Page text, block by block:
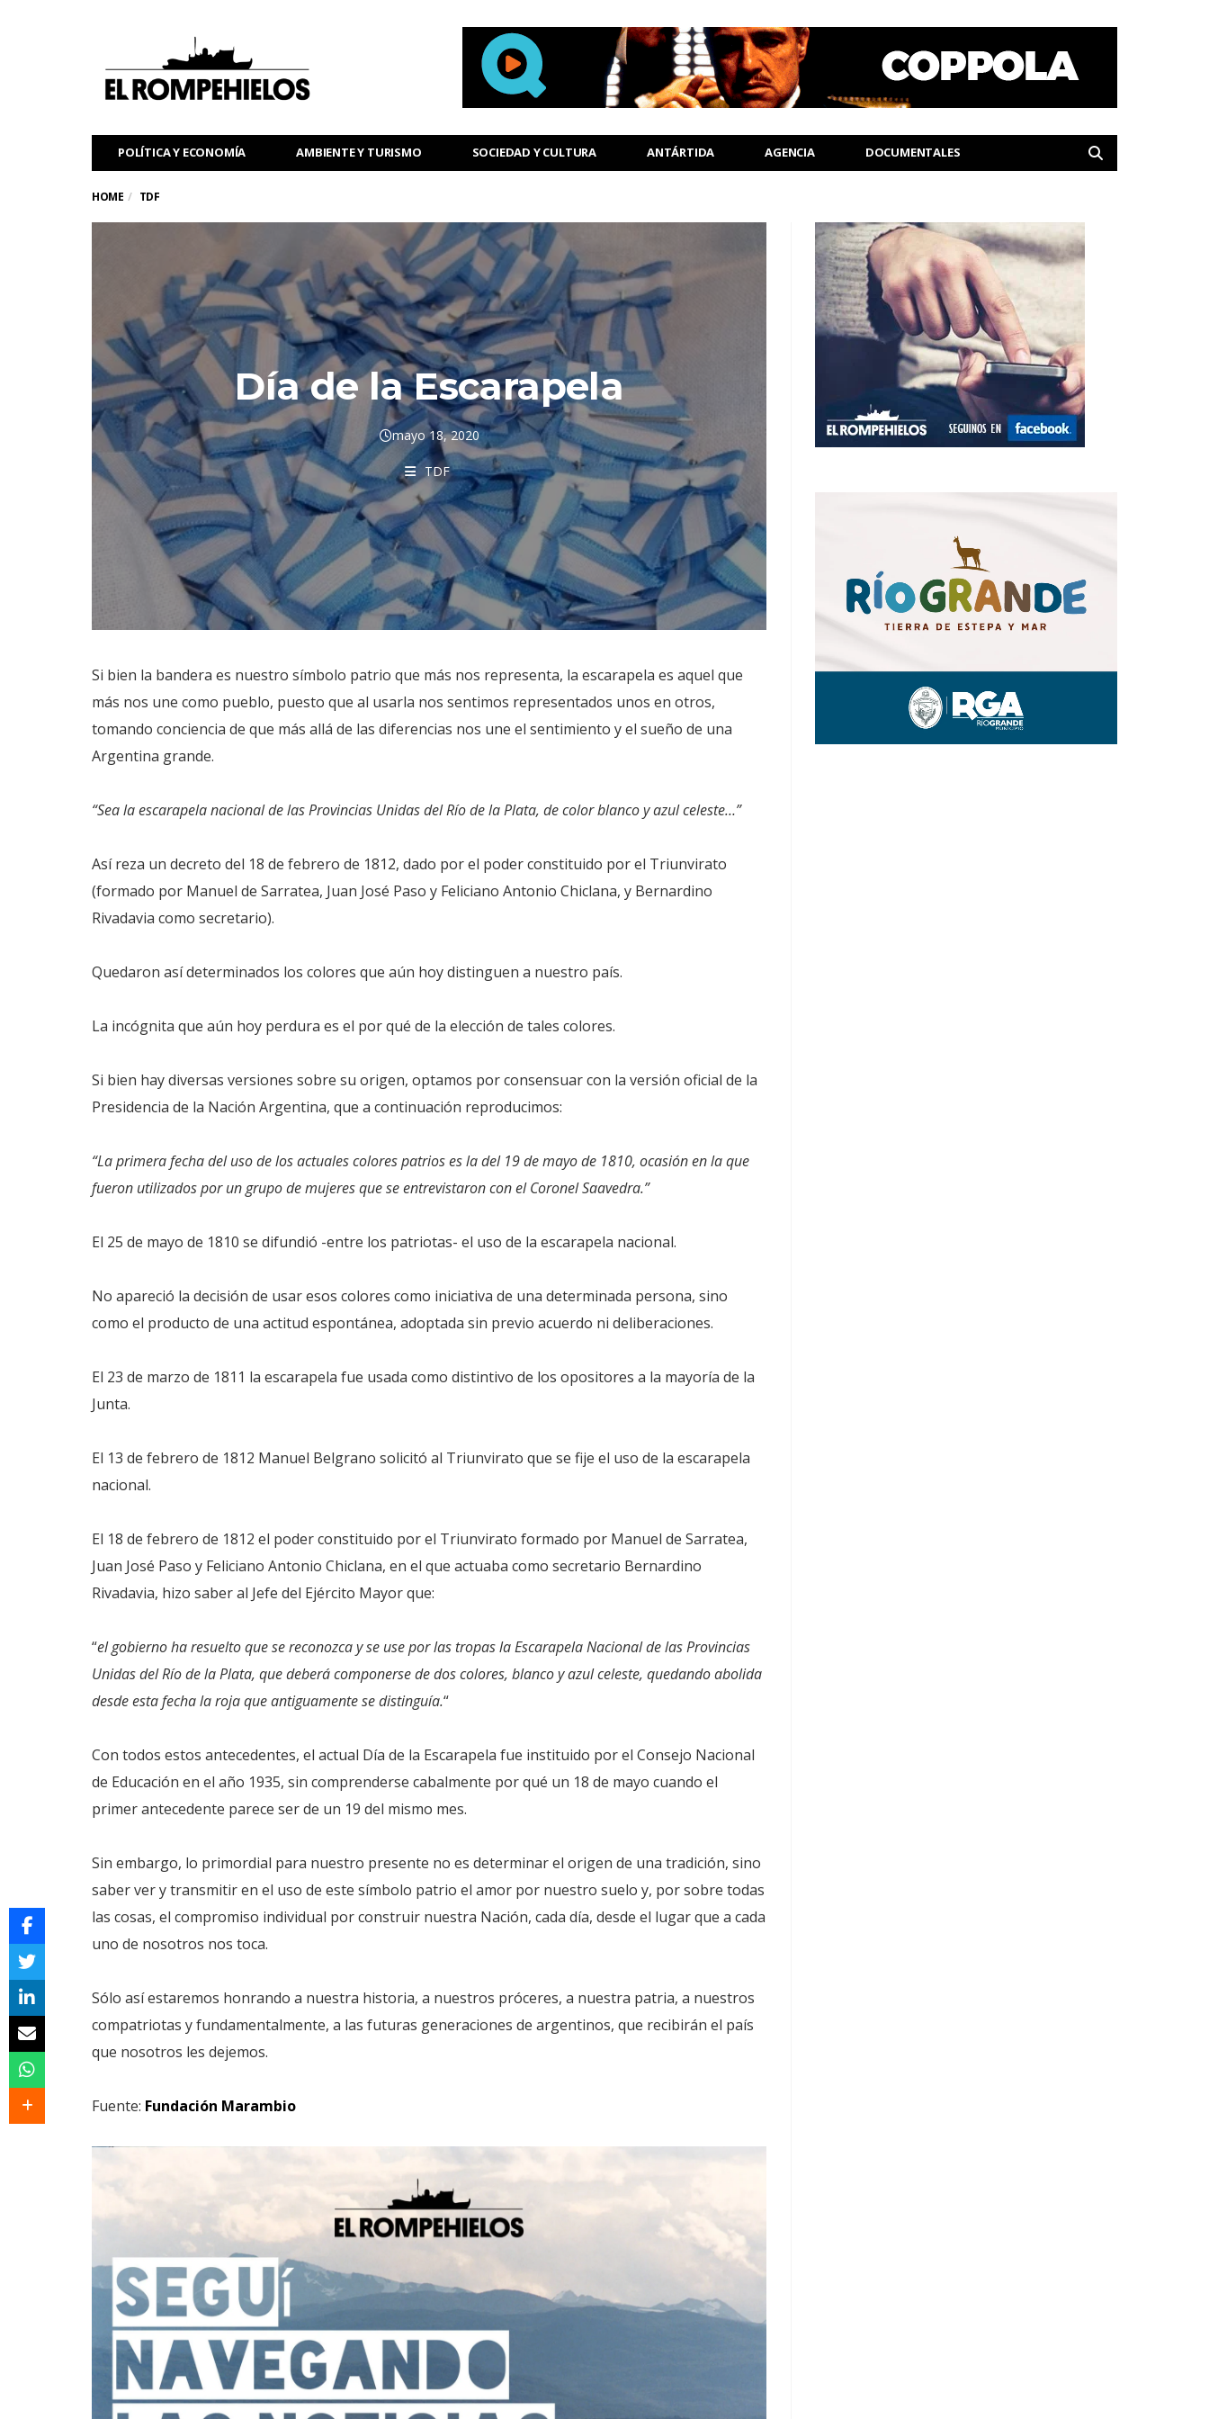
POLÍTICA Y ECONOMÍA AMBIENTE Y TURISMO SOCIEDAD Y CULTURA ANTÁRTIDA AGENCIA DOCUMENTALES
HOME TDF
Día de la Escarapela
mayo 18, 2020
TDF
Si bien la bandera es nuestro símbolo patrio que más nos representa, la escarapela es aquel que
más nos une como pueblo, puesto que al usarla nos sentimos representados unos en otros,
tomando conciencia de que más allá de las diferencias nos une el sentimiento y el sueño de una
Argentina grande.
“Sea la escarapela nacional de las Provincias Unidas del Río de la Plata, de color blanco y azul celeste…”
Así reza un decreto del 18 de febrero de 1812, dado por el poder constituido por el Triunvirato
(formado por Manuel de Sarratea, Juan José Paso y Feliciano Antonio Chiclana, y Bernardino
Rivadavia como secretario).
Quedaron así determinados los colores que aún hoy distinguen a nuestro país.
La incógnita que aún hoy perdura es el por qué de la elección de tales colores.
Si bien hay diversas versiones sobre su origen, optamos por consensuar con la versión oficial de la
Presidencia de la Nación Argentina, que a continuación reproducimos:
“La primera fecha del uso de los actuales colores patrios es la del 19 de mayo de 1810, ocasión en la que
fueron utilizados por un grupo de mujeres que se entrevistaron con el Coronel Saavedra.”
El 25 de mayo de 1810 se difundió -entre los patriotas- el uso de la escarapela nacional.
No apareció la decisión de usar esos colores como iniciativa de una determinada persona, sino
como el producto de una actitud espontánea, adoptada sin previo acuerdo ni deliberaciones.
El 23 de marzo de 1811 la escarapela fue usada como distintivo de los opositores a la mayoría de la
Junta.
El 13 de febrero de 1812 Manuel Belgrano solicitó al Triunvirato que se fije el uso de la escarapela
nacional.
El 18 de febrero de 1812 el poder constituido por el Triunvirato formado por Manuel de Sarratea,
Juan José Paso y Feliciano Antonio Chiclana, en el que actuaba como secretario Bernardino
Rivadavia, hizo saber al Jefe del Ejército Mayor que:
“el gobierno ha resuelto que se reconozca y se use por las tropas la Escarapela Nacional de las Provincias
Unidas del Río de la Plata, que deberá componerse de dos colores, blanco y azul celeste, quedando abolida
desde esta fecha la roja que antiguamente se distinguía.“
Con todos estos antecedentes, el actual Día de la Escarapela fue instituido por el Consejo Nacional
de Educación en el año 1935, sin comprenderse cabalmente por qué un 18 de mayo cuando el
primer antecedente parece ser de un 19 del mismo mes.
Sin embargo, lo primordial para nuestro presente no es determinar el origen de una tradición, sino
saber ver y transmitir en el uso de este símbolo patrio el amor por nuestro suelo y, por sobre todas
las cosas, el compromiso individual por construir nuestra Nación, cada día, desde el lugar que a cada
uno de nosotros nos toca.
Sólo así estaremos honrando a nuestra historia, a nuestros próceres, a nuestra patria, a nuestros
compatriotas y fundamentalmente, a las futuras generaciones de argentinos, que recibirán el país
que nosotros les dejemos.
Fuente: Fundación Marambio